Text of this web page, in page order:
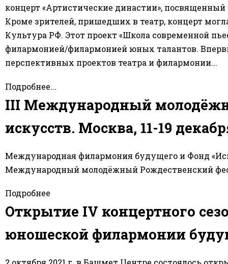
концерт «Артистические династии»,
Кроме зрителей, пришедших в театр, концерт
Культура РФ. Этот проект «Школа современной
филармонией/филармонией юных талантов.
перспективных проектов театра и филармонии...
Подробнее...
III Международный
искусств. Москва, 11-19
Международная филармония будущего и Фонд
Международный молодёжный Рождественский
Подробнее
Открытие IV концертного
юношеской филармонии